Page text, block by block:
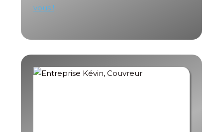
vous !